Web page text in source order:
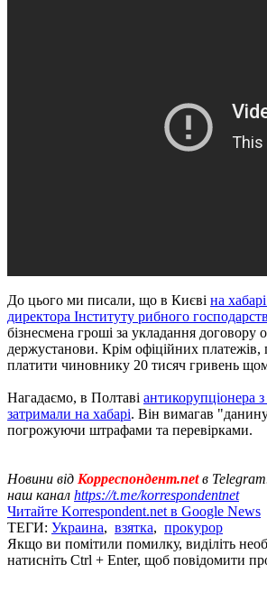
До цього ми писали, що в Києві на
директора Інституту рибного
бізнесмена гроші за укладання договору
держустанови. Крім офіційних платежів,
платити чиновнику 20 тисяч гривень
Нагадаємо, в Полтаві антикорупціонера з
затримали на хабарі. Він вимагав
погрожуючи штрафами та перевірками.
Новини від Корреспондент.netв
наш канал https://t.me/korrespondentnet
Читайте Korrespondent.net в Google News
ТЕГИ: Украина, взятка, прокурор
Якщо ви помітили помилку, виділіть
натисніть Ctrl + Enter, щоб повідомити